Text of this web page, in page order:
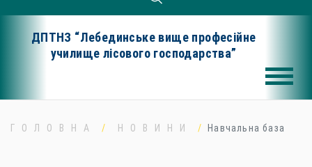
ДПТНЗ “Лебединське вище професійне
училище лісового господарства”
ГОЛОВНА НОВИНИ Навчальна база